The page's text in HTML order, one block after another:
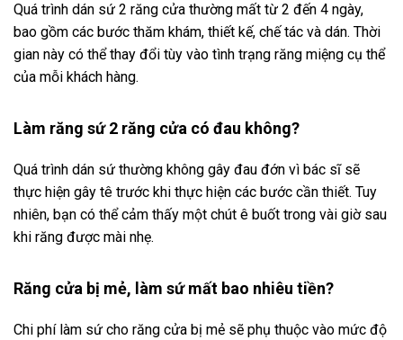
Quá trình dán sứ 2 răng cửa thường mất từ 2 đến 4 ngày,
bao gồm các bước thăm khám, thiết kế, chế tác và dán. Thời
gian này có thể thay đổi tùy vào tình trạng răng miệng cụ thể
của mỗi khách hàng.
Làm răng sứ 2 răng cửa có đau không?
Quá trình dán sứ thường không gây đau đớn vì bác sĩ sẽ
thực hiện gây tê trước khi thực hiện các bước cần thiết. Tuy
nhiên, bạn có thể cảm thấy một chút ê buốt trong vài giờ sau
khi răng được mài nhẹ.
Răng cửa bị mẻ, làm sứ mất bao nhiêu tiền?
Chi phí làm sứ cho răng cửa bị mẻ sẽ phụ thuộc vào mức độ